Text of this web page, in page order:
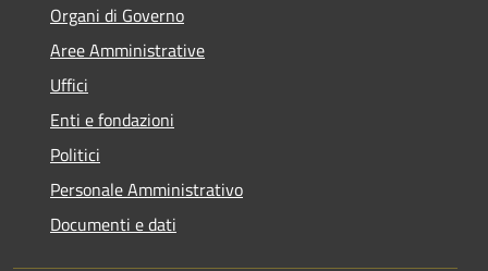
Organi di Governo
Aree Amministrative
Uffici
Enti e fondazioni
Politici
Personale Amministrativo
Documenti e dati